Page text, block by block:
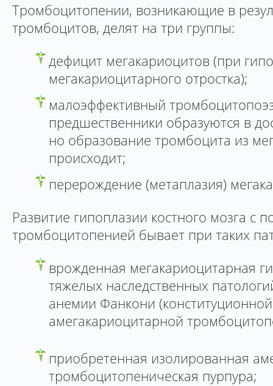
Тромбоцитопении, возникающие в
тромбоцитов, делят на три группы:
дефицит мегакариоцитов (при
мегакариоцитарного отростка);
малоэффективный
предшественники образуются в
но образование тромбоцита из
происходит;
перерождение (метаплазия)
Развитие гипоплазии костного мозга с
тромбоцитопенией бывает при таких
врожденная мегакариоцитарная
тяжелых наследственных
анемии Фанкони
амегакариоцитарной
приобретенная изолированная
тромбоцитопеническая пурпура;